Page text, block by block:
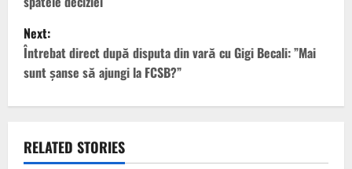
s
t
n
v
Next:
Întrebat direct după disputa din vară cu Gigi Becali: ”Mai
sunt șanse să ajungi la FCSB?”
RELATED STORIES